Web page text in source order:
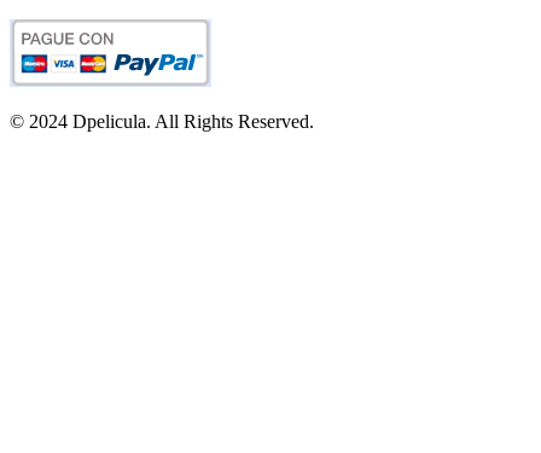
© 2024 Dpelicula. All Rights Reserved.